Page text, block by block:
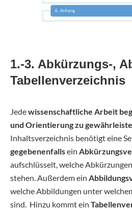
1.-3. Abkürzungs-,
Tabellenverzeichnis
Jedewissenschaftliche Arbeit
und Orientierung zu
Inhaltsverzeichnis benötigt eine
gegebenenfallsein
aufschlüsselt, welche
stehen. Außerdem ein
welche Abbildungen unter
sind. Hinzu kommt ein